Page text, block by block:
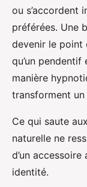
ou s’accordent
préférées. Une
devenir le point
qu’un pendentif
manière
transforment
Ce qui saute
naturelle ne
d’un
identité.